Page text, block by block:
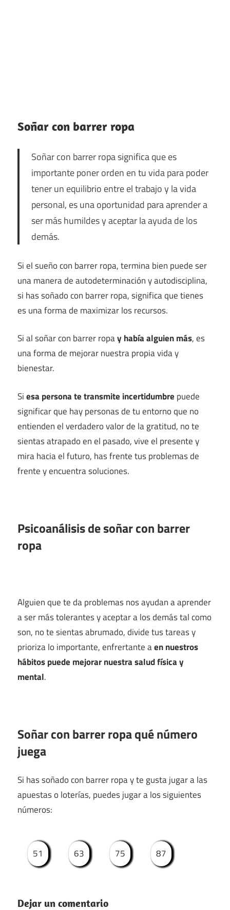
Soñar con barrer ropa
Soñar con barrer ropa significa que es
importante poner orden en tu vida para poder
tener un equilibrio entre el trabajo y la vida
personal, es una oportunidad para aprender a
ser más humildes y aceptar la ayuda de los
demás.
Si el sueño con barrer ropa, termina bien puede ser
una manera de autodeterminación y autodisciplina,
si has soñado con barrer ropa, significa que tienes
es una forma de maximizar los recursos.
Si al soñar con barrer ropay había alguien más, es
una forma de mejorar nuestra propia vida y
bienestar.
Siesa persona te transmite incertidumbre puede
significar que hay personas de tu entorno que no
entienden el verdadero valor de la gratitud, no te
sientas atrapado en el pasado, vive el presente y
mira hacia el futuro, has frente tus problemas de
frente y encuentra soluciones.
Psicoanálisis de soñar con barrer
ropa
Alguien que te da problemas nos ayudan a aprender
a ser más tolerantes y aceptar a los demás tal como
son, no te sientas abrumado, divide tus tareas y
prioriza lo importante, enfrertante aen nuestros
hábitos puede mejorar nuestra salud física y
mental.
Soñar con barrer ropa qué número
juega
Si has soñado con barrer ropa y te gusta jugar a las
apuestas o loterías, puedes jugar a los siguientes
números:
51 63 75 87
Dejar un comentario